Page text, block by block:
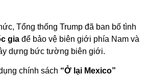
Tổng thống Trump đã ban bố tình
gia để bảo vệ biên giới phía Nam và
dựng bức tường biên giới.
chính sách “Ở lại Mexico”